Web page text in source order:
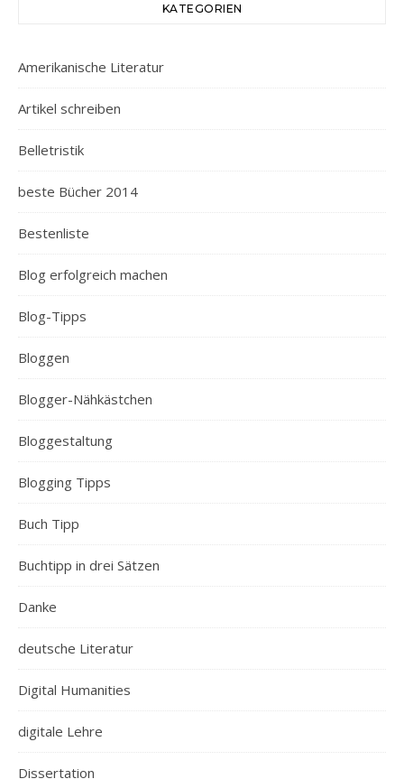
KATEGORIEN
Amerikanische Literatur
Artikel schreiben
Belletristik
beste Bücher 2014
Bestenliste
Blog erfolgreich machen
Blog-Tipps
Bloggen
Blogger-Nähkästchen
Bloggestaltung
Blogging Tipps
Buch Tipp
Buchtipp in drei Sätzen
Danke
deutsche Literatur
Digital Humanities
digitale Lehre
Dissertation